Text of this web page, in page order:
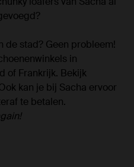
de stad? Geen probleem!
in
of Frankrijk. Bekijk
kan je bij Sacha ervoor
te betalen.